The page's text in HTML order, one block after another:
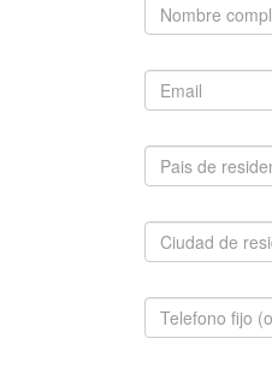
Chihuahua, Westy,
Boxer, Bull Terrier,
Terrier, Mini Toy,
Lobo Siberiano, Pastor
Celular:3156696765
3007412916
3740766